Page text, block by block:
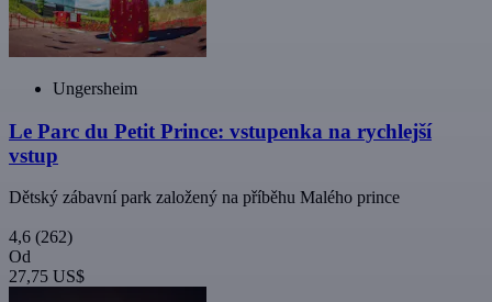
Ungersheim
Le Parc du Petit Prince: vstupenka na rychlejší
vstup
Dětský zábavní park založený na příběhu Malého prince
4,6 (262)
Od
27,75 US$